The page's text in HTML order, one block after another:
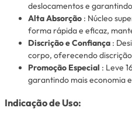
deslocamentos e
Alta Absorção : Núcleo
forma rápida e eficaz,
Discrição e Confiança :
corpo, oferecendo
Promoção Especial : Leve
garantindo mais economia
Indicação de Uso: